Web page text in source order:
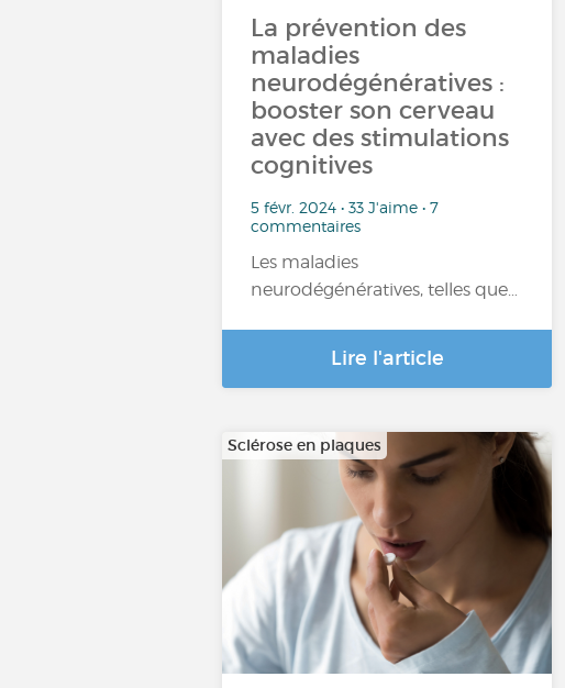
La prévention des
maladies
neurodégénératives :
booster son cerveau
avec des stimulations
cognitives
5 févr. 2024 • 33 J'aime • 7
commentaires
Les maladies
neurodégénératives, telles que…
Lire l'article
Sclérose en plaques